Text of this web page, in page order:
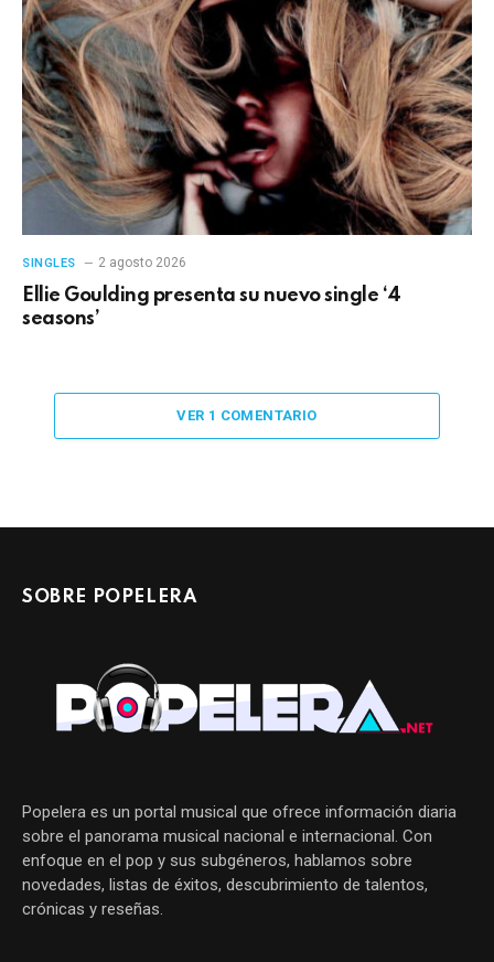
SINGLES 2 agosto 2026
Ellie Goulding presenta su nuevo single ‘4
seasons’
VER 1 COMENTARIO
SOBRE POPELERA
Popelera es un portal musical que ofrece información diaria
sobre el panorama musical nacional e internacional. Con
enfoque en el pop y sus subgéneros, hablamos sobre
novedades, listas de éxitos, descubrimiento de talentos,
crónicas y reseñas.